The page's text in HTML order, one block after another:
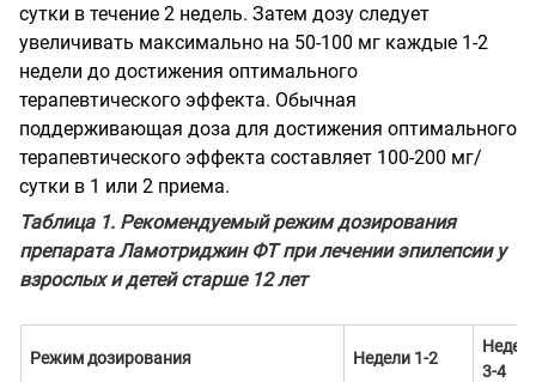
сутки в течение 2 недель. Затем дозу следует
увеличивать максимально на 50-100 мг каждые 1-2
недели до достижения оптимального
терапевтического эффекта. Обычная
поддерживающая доза для достижения оптимального
терапевтического эффекта составляет 100-200 мг/
сутки в 1 или 2 приема.
Таблица 1. Рекомендуемый режим дозирования
препарата Ламотриджин ФТ при лечении эпилепсии у
взрослых и детей старше 12 лет
Режим дозирования Недели 1-2
3-4